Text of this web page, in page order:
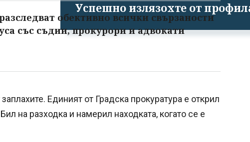
Успешно излязохте от
обективно всички свързаности
със съдии, прокурори и адвокати
Единият от Градска прокуратура е открил
на разходка и намерил находката, когато се е